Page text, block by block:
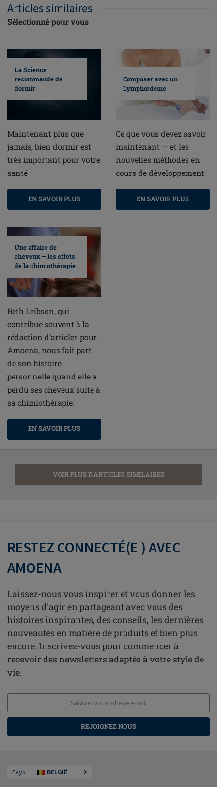
Articles similaires
Sélectionné pour vous
La Science
recommande de
dormir
Maintenant plus que
jamais, bien dormir est
très important pour votre
santé
EN SAVOIR PLUS
Composer avec un
Lymphœdème
Ce que vous devez savoir
maintenant — et les
nouvelles méthodes en
cours de développement
EN SAVOIR PLUS
Une affaire de
cheveux – les effets
de la chimiothérapie
Beth Leibson, qui
contribue souvent à la
rédaction d’articles pour
Amoena, nous fait part
de son histoire
personnelle quand elle a
perdu ses cheveux suite à
sa chimiothérapie.
EN SAVOIR PLUS
VOIR PLUS D'ARTICLES SIMILAIRES
RESTEZ CONNECTÉ(E ) AVEC
AMOENA
Laissez-nous vous inspirer et vous donner les
moyens d'agir en partageant avec vous des
histoires inspirantes, des conseils, les dernières
nouveautés en matière de produits et bien plus
encore. Inscrivez-vous pour commencer à
recevoir des newsletters adaptés à votre style de
vie.
REJOIGNEZ NOUS
Pays BELGIË